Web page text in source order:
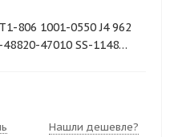
806 1001-0550 J4 962
47010 SS-1148
Нашли дешевле?